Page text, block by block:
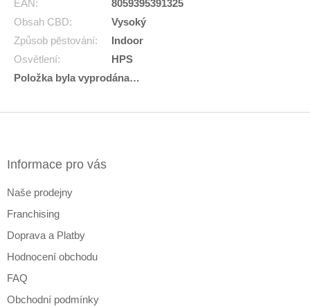
EAN:
8059395391325
Obsah CBD:
Vysoký
Způsob pěstování:
Indoor
Osvětlení:
HPS
Položka byla vyprodána…
Informace pro vás
Naše prodejny
Franchising
Doprava a Platby
Hodnocení obchodu
FAQ
Obchodní podmínky